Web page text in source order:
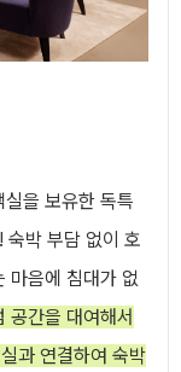
을 보유한 독특
숙박 부담 없이 호
마음에 침대가 없
공간을 대여해서
과 연결하여 숙박